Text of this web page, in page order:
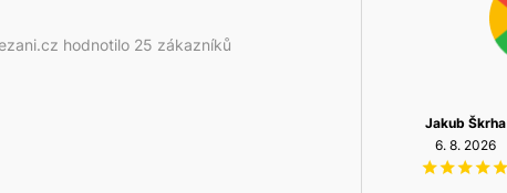
hodnotilo 25 zákazníků
Jakub Škrha
6. 8. 2026